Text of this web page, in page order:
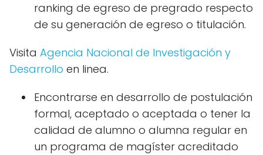
ranking de egreso de pregrado respecto
de su generación de egreso o titulación.
Visita Agencia Nacional de Investigación y
Desarrollo en linea.
Encontrarse en desarrollo de postulación
formal, aceptado o aceptada o tener la
calidad de alumno o alumna regular en
un programa de magíster acreditado